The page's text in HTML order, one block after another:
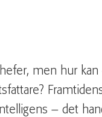
men hur kan
– det